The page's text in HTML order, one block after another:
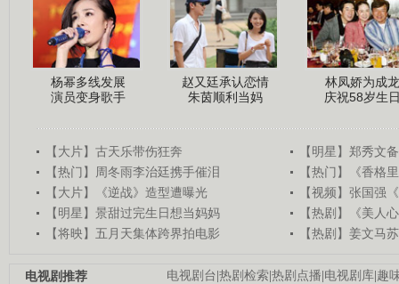
杨幂多线发展
演员变身歌手
赵又廷承认恋情
朱茵顺利当妈
林凤娇为成龙
庆祝58岁生
【大片】古天乐带伤狂奔
【明星】郑秀文
【热门】周冬雨李治廷携手催泪
【热门】《香格
【大片】《逆战》造型遭曝光
【视频】张国强
【明星】景甜过完生日想当妈妈
【热剧】《美人
【将映】五月天集体跨界拍电影
【热剧】姜文马
电视剧台|热剧检索|热剧点播|电视剧库|趣
电视剧推荐